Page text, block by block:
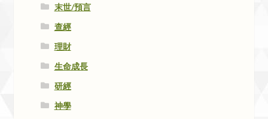
末世/預言
查經
理財
生命成長
研經
神學